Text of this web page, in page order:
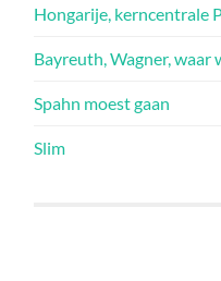
Hongarije, kerncentrale
Bayreuth, Wagner,
Spahn moest gaan
Slim